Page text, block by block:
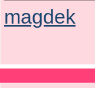
magdek